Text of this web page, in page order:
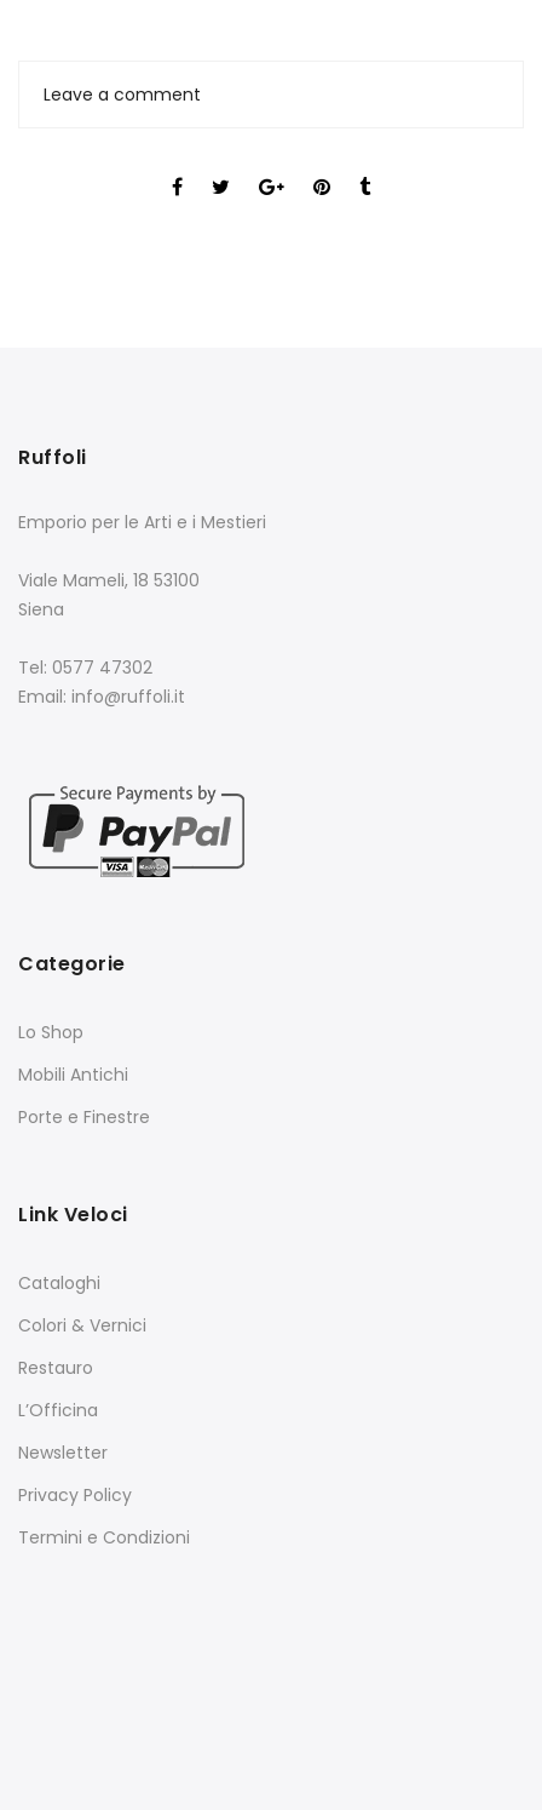
Leave a comment
Ruffoli
Emporio per le Arti e i Mestieri
Viale Mameli, 18 53100
Siena
Tel: 0577 47302
Email: info@ruffoli.it
Categorie
Lo Shop
Mobili Antichi
Porte e Finestre
Link Veloci
Cataloghi
Colori & Vernici
Restauro
L’Officina
Newsletter
Privacy Policy
Termini e Condizioni